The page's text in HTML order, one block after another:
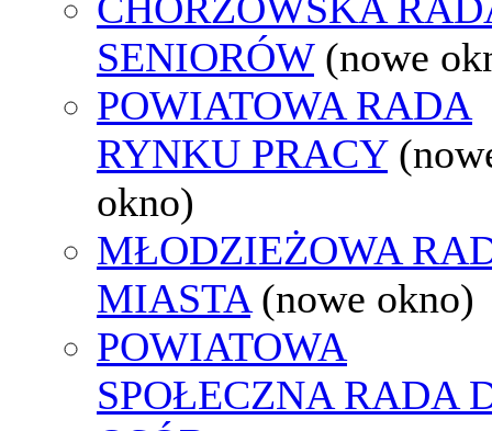
SENIORÓW (nowe
POWIATOWA RADA
RYNKU PRACY
okno)
MŁODZIEŻOWA
MIASTA (nowe okno)
POWIATOWA
SPOŁECZNA RADA